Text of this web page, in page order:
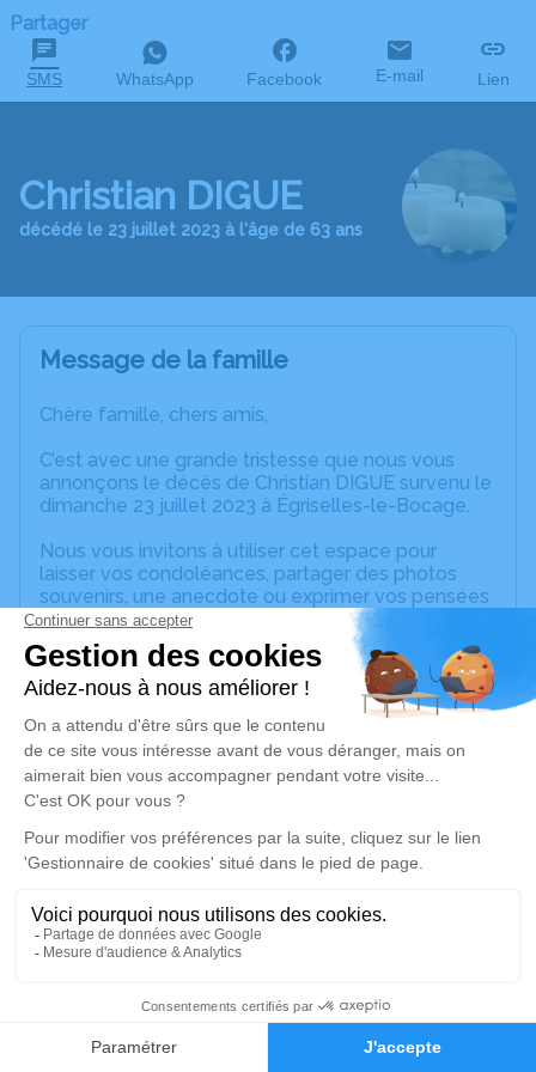
Faire-part Hommages
Partager
SMS WhatsApp Facebook E-mail Lien
Christian DIGUE
décédé le 23 juillet 2023 à l'âge de 63 ans
Message de la famille
Chère famille, chers amis,
C’est avec une grande tristesse que nous vous
annonçons le décès de Christian DIGUE survenu le
dimanche 23 juillet 2023 à Égriselles-le-Bocage.
Nous vous invitons à utiliser cet espace pour
laisser vos condoléances, partager des photos
souvenirs, une anecdote ou exprimer vos pensées
à travers des poèmes ou des textes. Cet endroit
est un lieu d'expression dédié à honorer la
mémoire de Christian DIGUE.
Un service de plantation d’arbre hommage est
disponible ici.
Cérémonie civile
mercredi 26 juillet 2023 à 10h30
Crématorium de Joigny
3 Boulevard Lesire Lacam
Je rends hommage